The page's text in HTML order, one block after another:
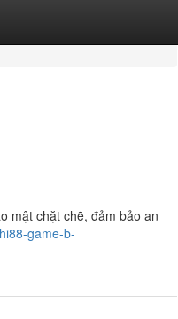
mật chặt chẽ, đảm bảo an
game-b-